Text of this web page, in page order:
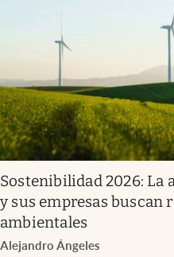
Sostenibilidad 2026: La
y sus empresas buscan
ambientales
Alejandro Ángeles